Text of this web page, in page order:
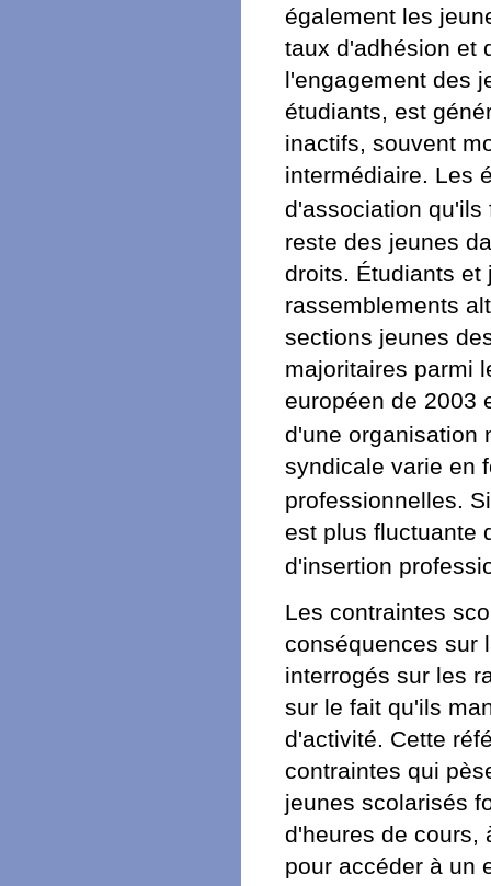
également les
taux d'adhésion et
l'engagement des
étudiants, est
inactifs, souvent
intermédiaire. Les
d'association
reste des jeunes
droits. Étudiants
rassemblements
sections jeunes
majoritaires parmi
européen de 2003
d'une organisation
syndicale varie en
professionnelles.
est plus fluctuante
d'insertion
Les contraintes
conséquences sur
interrogés sur les
sur le fait qu'ils
d'activité. Cette
contraintes qui
jeunes scolarisés
d'heures de cours,
pour accéder à un